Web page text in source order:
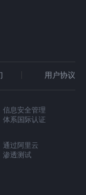
用户协议
信息安全管理
体系国际认证
通过阿里云
渗透测试